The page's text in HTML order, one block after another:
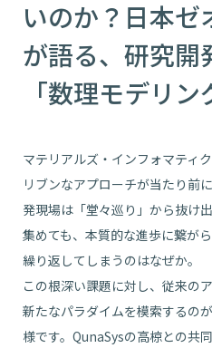
いのか？日本ゼ
が語る、研究開
「数理モデリン
マテリアルズ・インフォマティ
リブンなアプローチが当たり前
発現場は「堂々巡り」から抜け
集めても、本質的な進歩に繋が
繰り返してしまうのはなぜか。
この根深い課題に対し、従来の
新たなパラダイムを模索するの
様です。QunaSysの高椋との共